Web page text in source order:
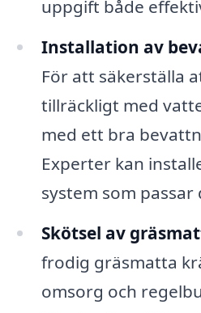
uppgift både
Installation av
För att säkerställa
tillräckligt med
med ett bra
Experter kan
system som passar
Skötsel av
frodig gräsmatta
omsorg och